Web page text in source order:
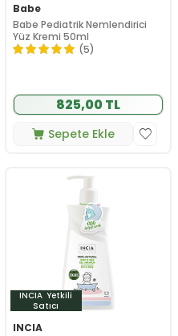
Babe
Babe Pediatrik Nemlendirici
Yüz Kremi 50ml
(5)
825,00 TL
Sepete Ekle
INCIA Yetkili
Satıcı
INCIA